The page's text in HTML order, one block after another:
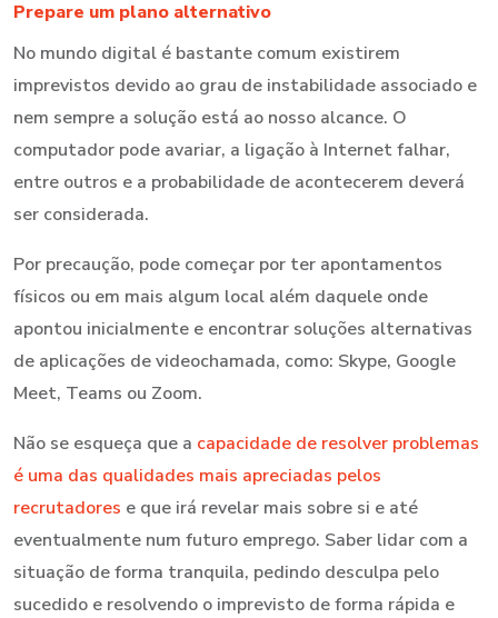
Prepare um plano alternativo
No mundo digital é bastante comum existirem
imprevistos devido ao grau de instabilidade associado e
nem sempre a solução está ao nosso alcance. O
computador pode avariar, a ligação à Internet falhar,
entre outros e a probabilidade de acontecerem deverá
ser considerada.
Por precaução, pode começar por ter apontamentos
físicos ou em mais algum local além daquele onde
apontou inicialmente e encontrar soluções alternativas
de aplicações de videochamada, como: Skype, Google
Meet, Teams ou Zoom.
Não se esqueça que a capacidade de resolver problemas
é uma das qualidades mais apreciadas pelos
recrutadores e que irá revelar mais sobre si e até
eventualmente num futuro emprego. Saber lidar com a
situação de forma tranquila, pedindo desculpa pelo
sucedido e resolvendo o imprevisto de forma rápida e